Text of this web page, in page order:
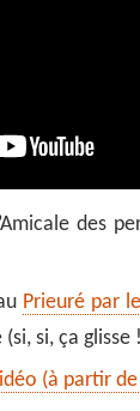
des
Prieuré par
si, ça
(à partir de